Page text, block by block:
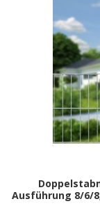
Ausführung 8/6/